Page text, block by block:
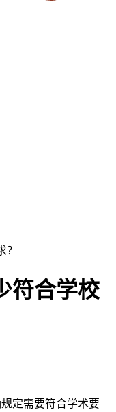
符合学校
定需要符合学术要